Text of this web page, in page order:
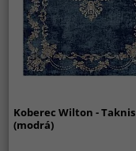
Koberec Wilton - Taknis
(modrá)